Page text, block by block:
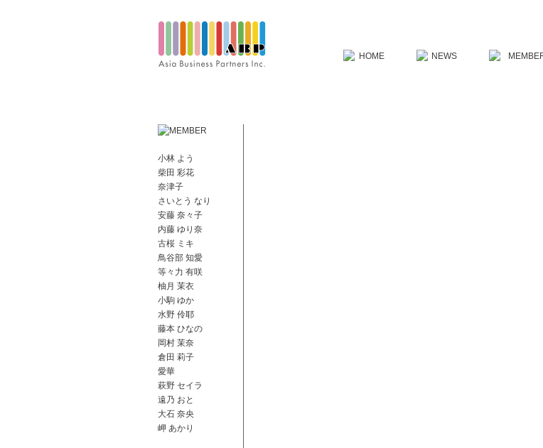
小林 よう
柴田 彩花
奈津子
さいとう なり
安藤 奈々子
内藤 ゆり奈
古桜 ミキ
鳥谷部 知愛
等々力 有咲
柚月 茉衣
小駒 ゆか
水野 伶耶
藤本 ひなの
岡村 茉奈
倉田 莉子
愛華
萩野 セイラ
遠乃 おと
大石 奈央
岬 あかり